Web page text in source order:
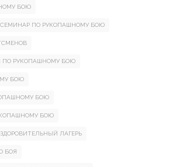
БОЮ
ПО РУКОПАШНОМУ БОЮ
ПО РУКОПАШНОМУ БОЮ
БОЮ
БОЮ
БОЮ
ЛАГЕРЬ
БОЯ